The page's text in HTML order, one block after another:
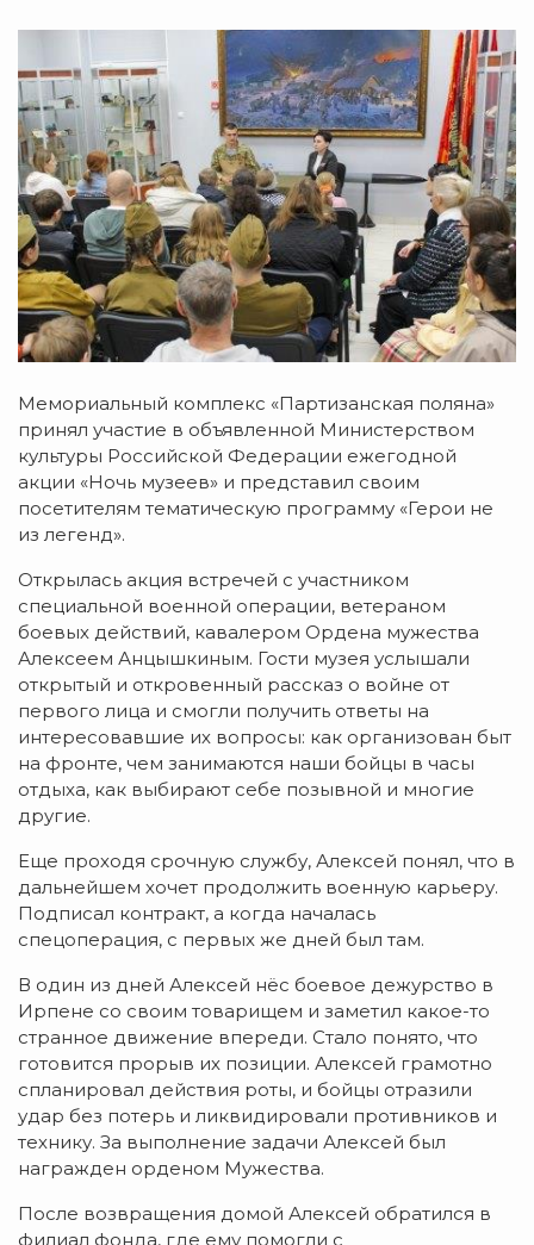
Мемориальный комплекс «Партизанская поляна»
принял участие в объявленной Министерством
культуры Российской Федерации ежегодной
акции «Ночь музеев» и представил своим
посетителям тематическую программу «Герои не
из легенд».
Открылась акция встречей с участником
специальной военной операции, ветераном
боевых действий, кавалером Ордена мужества
Алексеем Анцышкиным. Гости музея услышали
открытый и откровенный рассказ о войне от
первого лица и смогли получить ответы на
интересовавшие их вопросы: как организован быт
на фронте, чем занимаются наши бойцы в часы
отдыха, как выбирают себе позывной и многие
другие.
Еще проходя срочную службу, Алексей понял, что в
дальнейшем хочет продолжить военную карьеру.
Подписал контракт, а когда началась
спецоперация, с первых же дней был там.
В один из дней Алексей нёс боевое дежурство в
Ирпене со своим товарищем и заметил какое-то
странное движение впереди. Стало понято, что
готовится прорыв их позиции. Алексей грамотно
спланировал действия роты, и бойцы отразили
удар без потерь и ликвидировали противников и
технику. За выполнение задачи Алексей был
награжден орденом Мужества.
После возвращения домой Алексей обратился в
филиал фонда, где ему помогли с